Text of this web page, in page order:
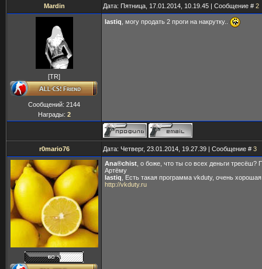
Mardin Дата: Пятница, 17.01.2014, 10.19.45 | Сообщение # 2
[TR]
Сообщений: 2144
Награды: 2
lastiq , могу продать 2 проги на накрутку..
r0mario76 Дата: Четверг, 23.01.2014, 19.27.39 | Сообщение # 3
Ana®chist , о боже, что ты со всех деньги тресёш?
Артёму
lastiq , Есть такая программа vkduty, очень хорошая
http://vkduty.ru